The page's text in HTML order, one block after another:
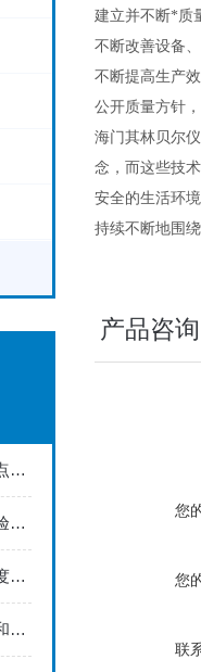
兰格实验室注射泵技术特点与优势
蠕动泵灌装泵能够确保实验过程中的流量和压力的稳定性
灌装蠕动泵——实现高精度液体输送的新选择
灌装蠕动泵的应用、使用和市场前景分析
建立并不断*质
不断改善设备
不断提高生产
公开质量方针
海门其林贝尔
念，而这些技
安全的生活环
持续不断地围
产品咨询
您
您
联